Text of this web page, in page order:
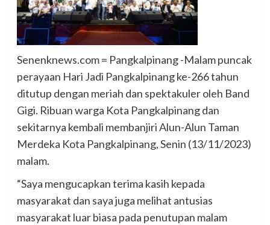
Senenknews.com = Pangkalpinang -Malam puncak
perayaan Hari Jadi Pangkalpinang ke-266 tahun
ditutup dengan meriah dan spektakuler oleh Band
Gigi. Ribuan warga Kota Pangkalpinang dan
sekitarnya kembali membanjiri Alun-Alun Taman
Merdeka Kota Pangkalpinang, Senin (13/11/2023)
malam.
“Saya mengucapkan terima kasih kepada
masyarakat dan saya juga melihat antusias
masyarakat luar biasa pada penutupan malam